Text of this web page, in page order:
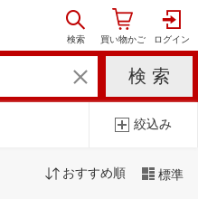
絞込み
おすすめ順 標準